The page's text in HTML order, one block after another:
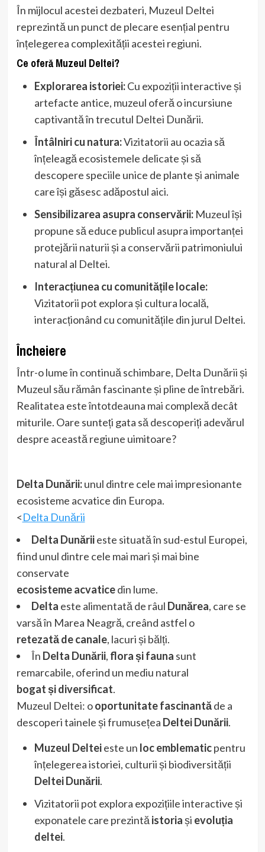
În mijlocul acestei dezbateri, Muzeul Deltei
reprezintă un punct de plecare esențial pentru
înțelegerea complexității acestei regiuni.
Ce oferă Muzeul Deltei?
Explorarea istoriei:Cu expoziții interactive și
artefacte antice, muzeul oferă o incursiune
captivantă în trecutul Deltei Dunării.
Întâlniri cu natura:Vizitatorii au ocazia să
înțeleagă ecosistemele delicate și să
descopere speciile unice de plante și animale
care își găsesc adăpostul aici.
Sensibilizarea asupra conservării:Muzeul își
propune să educe publicul asupra importanței
protejării naturii și a conservării patrimoniului
natural al Deltei.
Interacțiunea cu comunitățile locale:
Vizitatorii pot explora și cultura locală,
interacționând cu comunitățile din jurul Deltei.
Încheiere
Într-o lume în continuă schimbare, Delta Dunării și
Muzeul său rămân fascinante și pline de întrebări.
Realitatea este întotdeauna mai complexă decât
miturile. Oare sunteți gata să descoperiți adevărul
despre această regiune uimitoare?
Delta Dunării:unul dintre cele mai impresionante
ecosisteme acvatice din Europa.
<Delta Dunării
Delta Dunăriieste situată în sud-estul Europei,
fiind unul dintre cele mai mari și mai bine
conservate
ecosisteme acvaticedin lume.
Delta este alimentată de râul Dunărea, care se
varsă în Marea Neagră, creând astfel o
retezată de canale, lacuri și bălți.
În Delta Dunării, flora și fauna sunt
remarcabile, oferind un mediu natural
bogat și diversificat.
Muzeul Deltei: ooportunitate fascinantăde a
descoperi tainele și frumusețea Deltei Dunării.
Muzeul Delteieste un loc emblematicpentru
înțelegerea istoriei, culturii și biodiversității
Deltei Dunării.
Vizitatorii pot explora expozițiile interactive și
exponatele care prezintă istoriași evoluția
deltei.